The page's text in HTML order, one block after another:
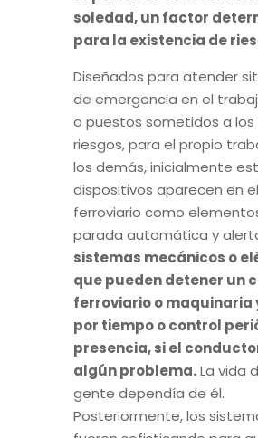
soledad, un factor
para la existencia de
Diseñados para atender
de emergencia en el
o puestos sometidos a los
riesgos, para el propio
los demás, inicialmente
dispositivos aparecen en
ferroviario como
parada automática y
sistemas mecánicos o
que pueden detener un
ferroviario o maquinaria
por tiempo o control
presencia, si el
algún problema.La vida
gente dependía de él.
Posteriormente, los